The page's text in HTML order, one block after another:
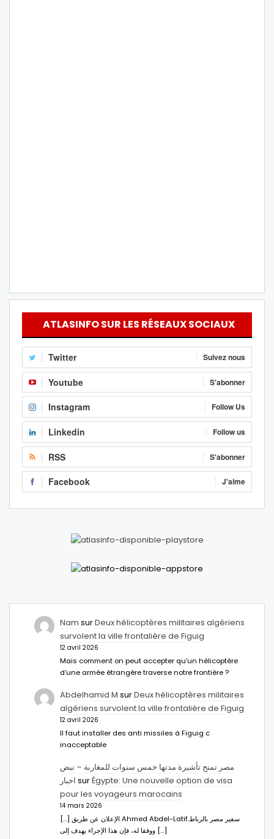
ATLASINFO SUR LES RÉSEAUX SOCIAUX
Twitter Suivez nous
Youtube S'abonner
Instagram Follow Us
Linkedin Follow us
RSS S'abonner
Facebook J'aime
Nam surDeux hélicoptères militaires algériens
survolent la ville frontalière de Figuig
12 avril 2026
Mais comment on peut accepter qu’un hélicoptère
d’une armée étrangère traverse notre frontière ?
Abdelhamid M surDeux hélicoptères militaires
algériens survolent la ville frontalière de Figuig
12 avril 2026
Il faut installer des anti missiles à Figuig c
inacceptable
مصر تمنح تأشيرة مدتها خمس سنوات للمغاربة – نبض
اخبار surÉgypte: Une nouvelle option de visa
pour les voyageurs marocains
14 mars 2026
[…] الإعلان عن طريق Ahmed Abdel-Latifسفير مصر بالرباط.
ووفقا له، فإن هذا الإجراء يهدف إلى […]